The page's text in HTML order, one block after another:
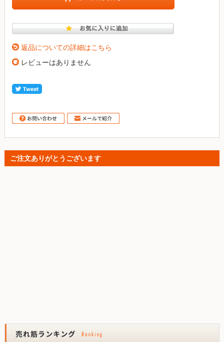
返品についての詳細はこちら
レビューはありません
ご注文ありがとうございます